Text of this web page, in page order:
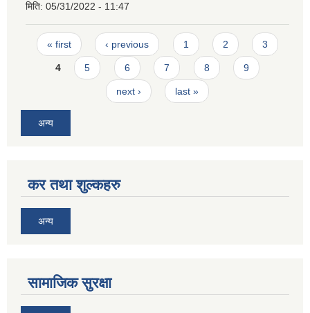
मिति: 05/31/2022 - 11:47
Pages
« first ‹ previous 1 2 3
4 5 6 7 8 9
next › last »
अन्य
कर तथा शुल्कहरु
अन्य
सामाजिक सुरक्षा